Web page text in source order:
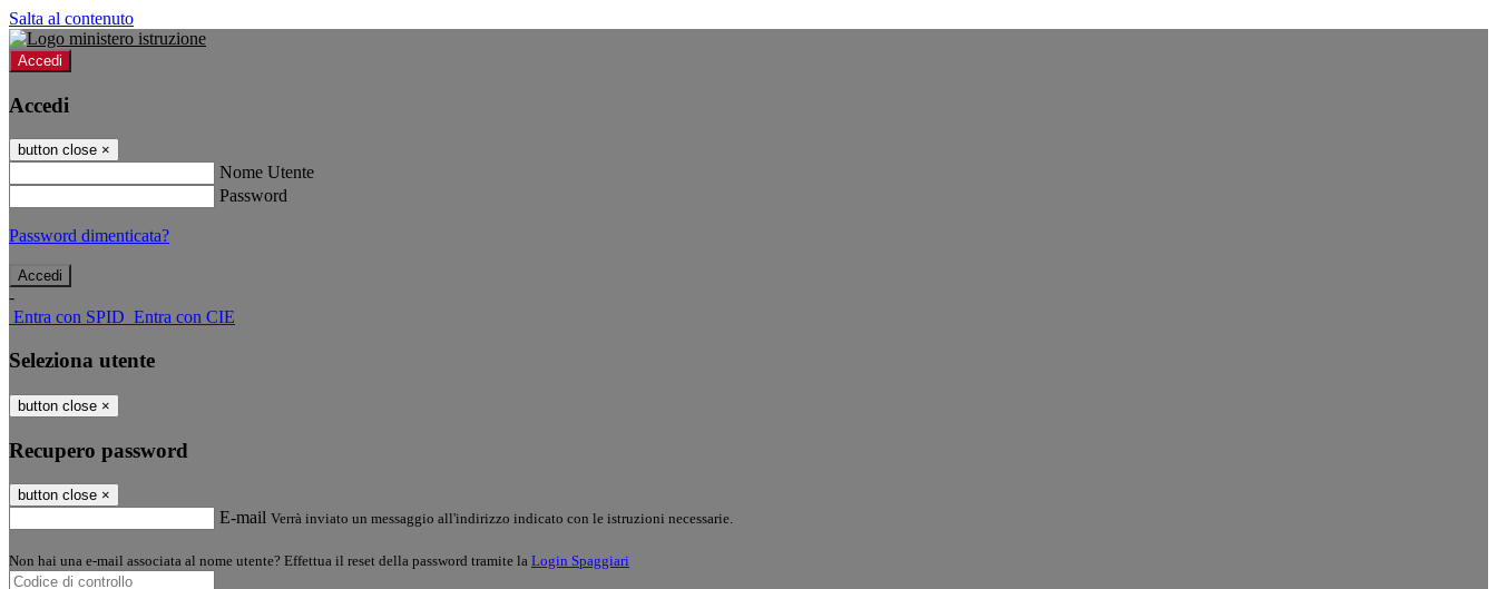
Salta al contenuto
Accedi
Accedi
button close ×
Nome Utente
Password
Password dimenticata?
-
Entra con SPID Entra con CIE
Seleziona utente
button close ×
Recupero password
button close ×
E-mail Verrà inviato un messaggio all'indirizzo indicato con le istruzioni necessarie.
Non hai una e-mail associata al nome utente? Effettua il reset della password tramite la Login Spaggiari